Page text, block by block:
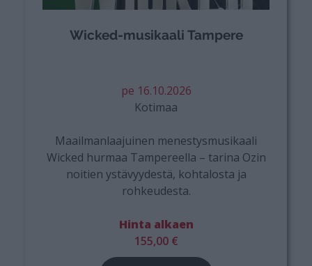
Wicked-musikaali Tampere
pe 16.10.2026
Kotimaa
Maailmanlaajuinen menestysmusikaali
Wicked hurmaa Tampereella – tarina Ozin
noitien ystävyydestä, kohtalosta ja
rohkeudesta.
Hinta alkaen
155,00 €